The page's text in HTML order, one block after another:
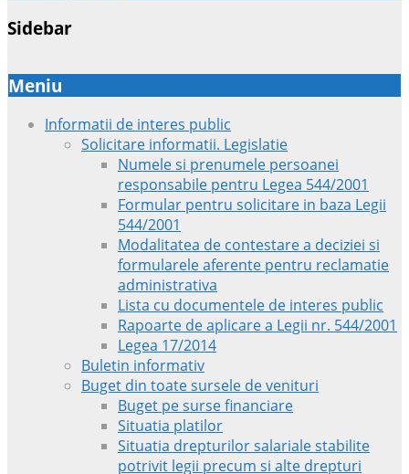
Sidebar
Meniu
Informatii de interes public
Solicitare informatii. Legislatie
Numele si prenumele persoanei
responsabile pentru Legea 544/2001
Formular pentru solicitare in baza Legii
544/2001
Modalitatea de contestare a deciziei si
formularele aferente pentru reclamatie
administrativa
Lista cu documentele de interes public
Rapoarte de aplicare a Legii nr. 544/2001
Legea 17/2014
Buletin informativ
Buget din toate sursele de venituri
Buget pe surse financiare
Situatia platilor
Situatia drepturilor salariale stabilite
potrivit legii precum si alte drepturi